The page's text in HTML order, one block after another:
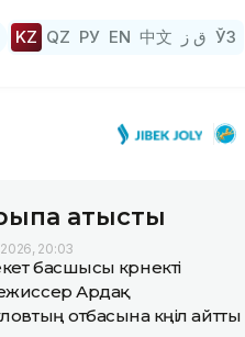
KZ QZ РУ EN 中文 ق ز ЎЗ
қатысты
20:03
басшысы көрнекті
Ардақ
отбасына көңіл айтты